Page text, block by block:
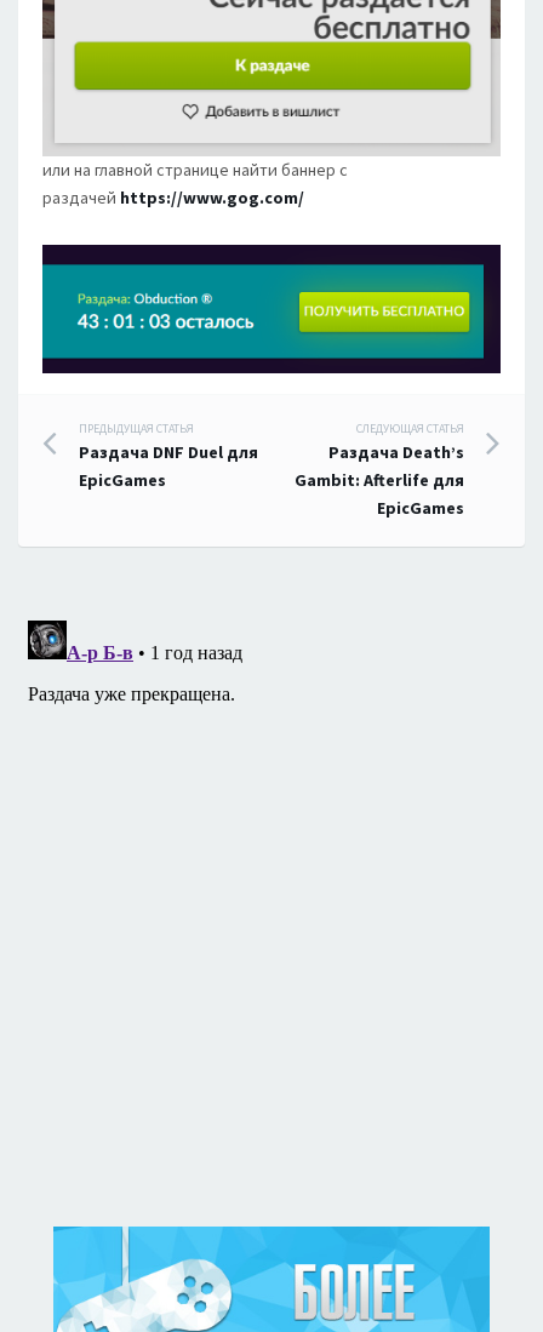
или на главной странице найти баннер с
раздачей https://www.gog.com/
Навигация
по
записям
ПРЕДЫДУЩАЯ СТАТЬЯ
Раздача DNF Duel для
EpicGames
СЛЕДУЮЩАЯ СТАТЬЯ
Раздача Death’s
Gambit: Afterlife для
EpicGames